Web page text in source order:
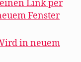
Link per
Fenster
in neuem